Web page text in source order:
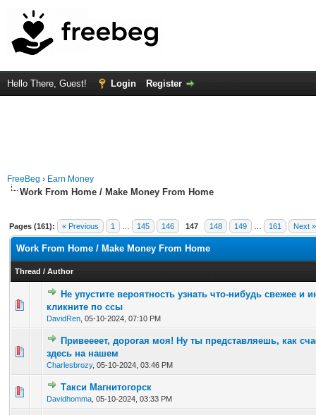
Hello There, Guest! Login Register
FreeBeg › Earn Money
Work From Home / Make Money From Home
Pages (161): « Previous 1 145 146 147 148 149 161 Next »
Work From Home / Make Money From Home
Thread / Author
Не упустите вероятность узнать что-нибудь свежее и
кликните по ссы
DavidRen 05-10-2024, 07:10 PM
0 Vote(s) - 0 out of 5 in Average
Привеееет, дорогая моя! Ну ты представляешь, как
здесь на нашем
Charlesbrozy, 05-10-2024, 03:46 PM
0 Vote(s) - 0 out of 5 in Average
Такси Магнитогорск
Davidhomma 05-10-2024, 03:33 PM
0 Vote(s) - 0 out of 5 in Average